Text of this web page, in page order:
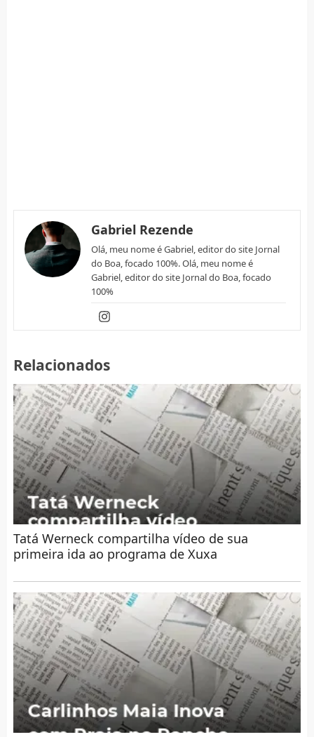
Gabriel Rezende
Olá, meu nome é Gabriel, editor do site Jornal
do Boa, focado 100%. Olá, meu nome é
Gabriel, editor do site Jornal do Boa, focado
100%
Relacionados
Tatá Werneck compartilha vídeo de sua
primeira ida ao programa de Xuxa